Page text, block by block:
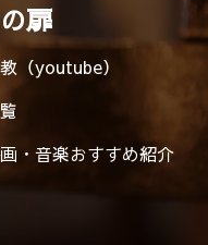
扉
（youtube）
・音楽おすすめ紹介